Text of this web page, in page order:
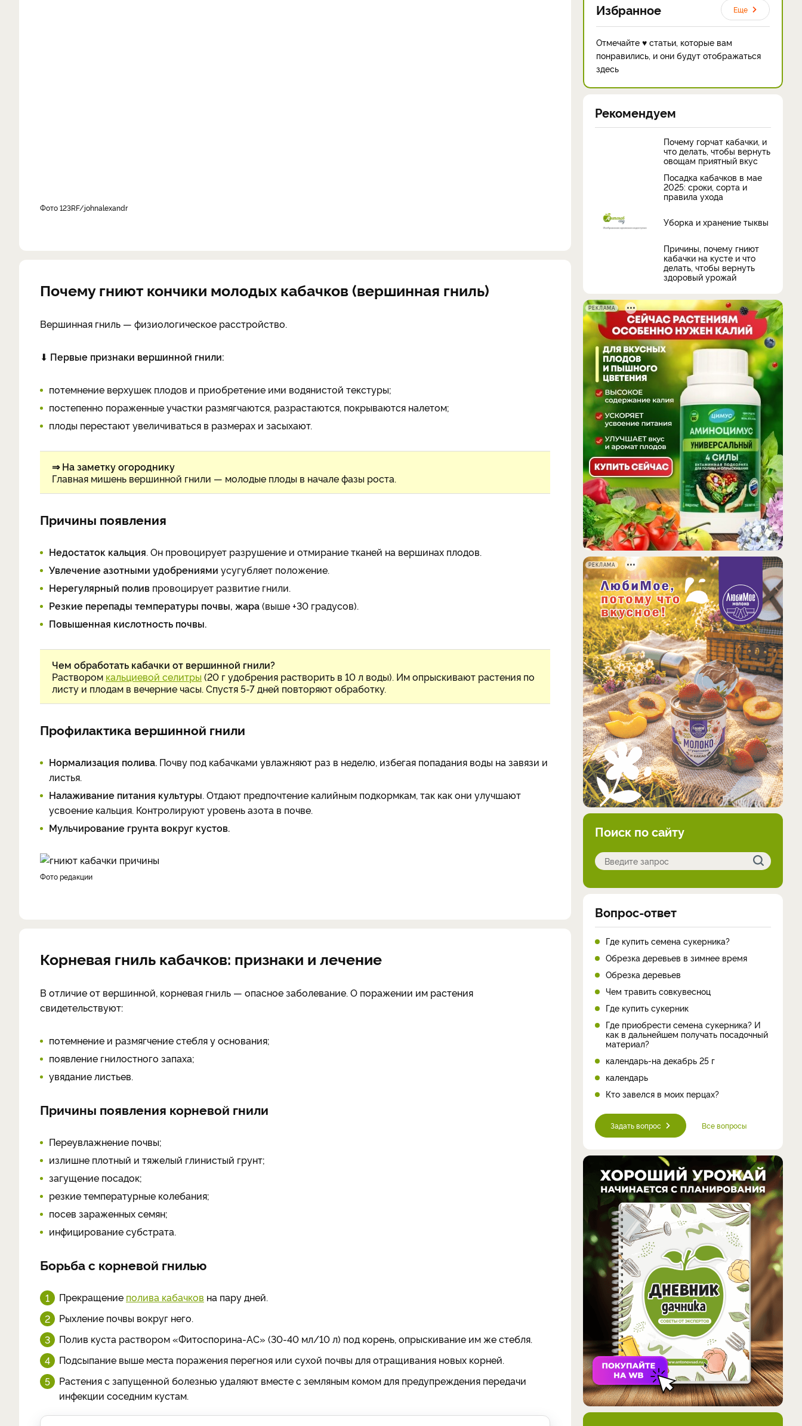
фото 123RF/johnalexandr
Почему гниют кончики молодых кабачков (вершинная гниль)
Вершинная гниль — физиологическое расстройство.
⬇ Первые признаки вершинной гнили:
потемнение верхушек плодов и приобретение ими водянистой текстуры;
постепенно пораженные участки размягчаются, разрастаются, покрываются налетом;
плоды перестают увеличиваться в размерах и засыхают.
⇒ На заметку огороднику
Главная мишень вершинной гнили — молодые плоды в начале фазы роста.
Причины появления
Недостаток кальция. Он провоцирует разрушение и отмирание тканей на вершинах плодов.
Увлечение азотными удобрениями усугубляет положение.
Нерегулярный полив провоцирует развитие гнили.
Резкие перепады температуры почвы, жара(выше +30 градусов).
Повышенная кислотность почвы.
Чем обработать кабачки от вершинной гнили?
Раствором кальциевой селитры (20 г удобрения растворить в 10 л воды). Им опрыскивают растения по
листу и плодам в вечерние часы. Спустя 5-7 дней повторяют обработку.
Профилактика вершинной гнили
Нормализация полива. Почву под кабачками увлажняют раз в неделю, избегая попадания воды на завязи и
листья.
Налаживание питания культуры. Отдают предпочтение калийным подкормкам, так как они улучшают
усвоение кальция. Контролируют уровень азота в почве.
Мульчирование грунта вокруг кустов.
фото редакции
Корневая гниль кабачков: признаки и лечение
В отличие от вершинной, корневая гниль — опасное заболевание. О поражении им растения
свидетельствуют:
потемнение и размягчение стебля у основания;
появление гнилостного запаха;
увядание листьев.
Причины появления корневой гнили
Переувлажнение почвы;
излишне плотный и тяжелый глинистый грунт;
загущение посадок;
резкие температурные колебания;
посев зараженных семян;
инфицирование субстрата.
Борьба с корневой гнилью
Прекращение полива кабачков на пару дней.
Рыхление почвы вокруг него.
Полив куста раствором «Фитоспорина-АС» (30-40 мл/10 л) под корень, опрыскивание им же стебля.
Подсыпание выше места поражения перегноя или сухой почвы для отращивания новых корней.
Растения с запущенной болезнью удаляют вместе с земляным комом для предупреждения передачи
инфекции соседним кустам.
Избранное Еще
Отмечайте ♥ статьи, которые вам
понравились, и они будут отображаться
здесь
Рекомендуем
Почему горчат кабачки, и
что делать, чтобы вернуть
овощам приятный вкус
Посадка кабачков в мае
2025: сроки, сорта и
правила ухода
Уборка и хранение тыквы
Причины, почему гниют
кабачки на кусте и что
делать, чтобы вернуть
здоровый урожай
РЕКЛАМА
РЕКЛАМА
Поиск по сайту
Вопрос-ответ
Где купить семена сукерника?
Обрезка деревьев в зимнее время
Обрезка деревьев
Чем травить совкувесноц
Где купить сукерник
Где приобрести семена сукерника? И
как в дальнейшем получать посадочный
материал?
календарь-на декабрь 25 г
календарь
Кто завелся в моих перцах?
Задать вопрос Все вопросы